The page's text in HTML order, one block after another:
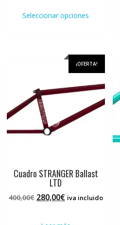
Seleccionar opciones
Las
opciones
se
pueden
elegir
en
¡OFERTA!
Cuadro STRANGER Ballast
LTD
400,00€ El
280,00€Eliva incluido